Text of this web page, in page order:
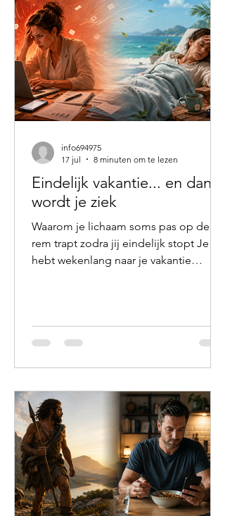
Eindelijk vakantie... en dan
wordt je ziek
Waarom je lichaam soms pas op de
rem trapt zodra jij eindelijk stopt Je
hebt wekenlang naar je vakantie
e-mails moesten eruit en thuis
wachtten de koffers. Je voelde je
Straks heb ik vakantie. En dan is het
eindelijk zover. De eerste dag ben je
nog wat onrustig. Een dag later word
je wakker met
info694975
17 jul
8 minuten om te lezen